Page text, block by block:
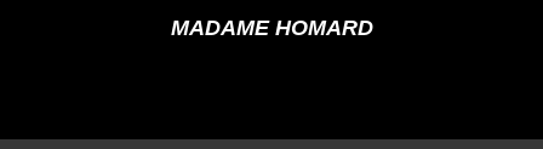
MADAME HOMARD